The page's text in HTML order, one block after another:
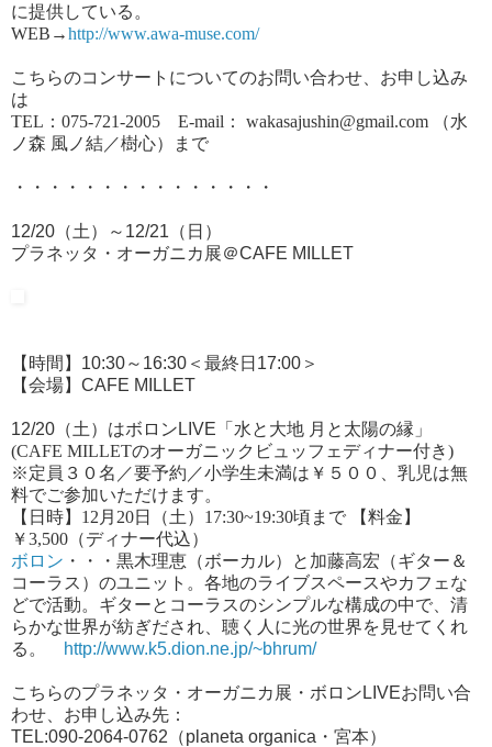
に提供している。
WEB→http://www.awa-muse.com/
こちらのコンサートについてのお問い合わせ、お申し込み
は
TEL：075-721-2005 E-mail： wakasajushin@gmail.com （水
ノ森 風ノ結／樹心）まで
・・・・・・・・・・・・・・・
12/20（土）～12/21（日）
プラネッタ・オーガニカ展＠CAFE MILLET
【 時間】10:30～16:30＜最終日17:00＞
【会場】 CAFE MILLET
12/20（土） はボロンLIVE 「 水と大地 月と太陽の縁」
(CAFE MILLETのオーガニックビュッフェディナー付き)
※定員３０名／要予約 ／小学生未満は￥５００、乳児は無
料でご参加いただけます。
【日時】 12月20日（土）17:30~19:30頃まで 【料金】
￥3,500（ディナー代込）
ボロン ・・・黒木理恵（ボーカル）と加藤高宏（ギター＆
コーラス）のユニット。各地のライブスペースやカフェな
どで活動。ギターとコーラスのシンプルな構成の中で、清
らかな世界が紡ぎだされ、聴く人に光の世界を見せてくれ
る。
http://www.k5.dion.ne.jp/~bhrum/
こちらのプラネッタ・オーガニカ展・ボロンLIVEお問い合
わせ、お申し込み先：
TEL:090-2064-0762（planeta organica・宮本）